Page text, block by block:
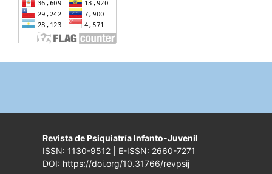
Revista de Psiquiatría Infanto-Juvenil
ISSN: 1130-9512 | E-ISSN: 2660-7271
DOI: https://doi.org/10.31766/revpsij